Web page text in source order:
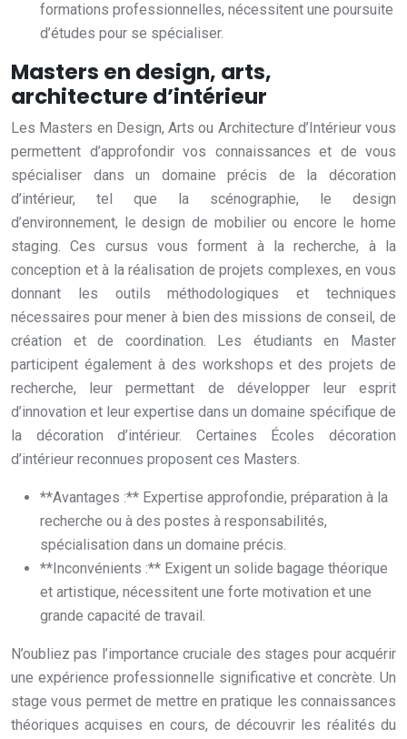
formations professionnelles, nécessitent une poursuite
d’études pour se spécialiser.
Masters en design, arts,
architecture d’intérieur
Les Masters en Design, Arts ou Architecture d’Intérieur vous
permettent d’approfondir vos connaissances et de vous
spécialiser dans un domaine précis de la décoration
d’intérieur, tel que la scénographie, le design
d’environnement, le design de mobilier ou encore le home
staging. Ces cursus vous forment à la recherche, à la
conception et à la réalisation de projets complexes, en vous
donnant les outils méthodologiques et techniques
nécessaires pour mener à bien des missions de conseil, de
création et de coordination. Les étudiants en Master
participent également à des workshops et des projets de
recherche, leur permettant de développer leur esprit
d’innovation et leur expertise dans un domaine spécifique de
la décoration d’intérieur. Certaines Écoles décoration
d’intérieur reconnues proposent ces Masters.
**Avantages :** Expertise approfondie, préparation à la
recherche ou à des postes à responsabilités,
spécialisation dans un domaine précis.
**Inconvénients :** Exigent un solide bagage théorique
et artistique, nécessitent une forte motivation et une
grande capacité de travail.
N’oubliez pas l’importance cruciale des stages pour acquérir
une expérience professionnelle significative et concrète. Un
stage vous permet de mettre en pratique les connaissances
théoriques acquises en cours, de découvrir les réalités du